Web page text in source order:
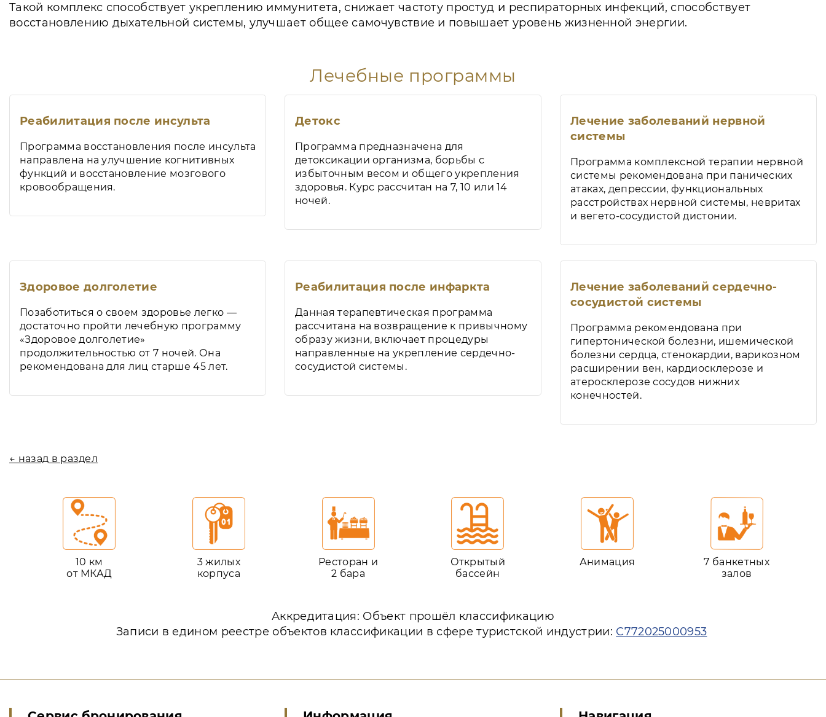
Такой комплекс способствует укреплению иммунитета, снижает частоту простуд и респираторных инфекций, способствует
восстановлению дыхательной системы, улучшает общее самочувствие и повышает уровень жизненной энергии.
Лечебные программы
Реабилитация после инсульта
Программа восстановления после инсульта
направлена на улучшение когнитивных
функций и восстановление мозгового
кровообращения.
Детокс
Программа предназначена для
детоксикации организма, борьбы с
избыточным весом и общего укрепления
здоровья. Курс рассчитан на 7, 10 или 14
ночей.
Лечение заболеваний нервной
системы
Программа комплексной терапии нервной
системы рекомендована при панических
атаках, депрессии, функциональных
расстройствах нервной системы, невритах
и вегето-сосудистой дистонии.
Здоровое долголетие
Позаботиться о своем здоровье легко —
достаточно пройти лечебную программу
«Здоровое долголетие»
продолжительностью от 7 ночей. Она
рекомендована для лиц старше 45 лет.
Реабилитация после инфаркта
Данная терапевтическая программа
рассчитана на возвращение к привычному
образу жизни, включает процедуры
направленные на укрепление сердечно-
сосудистой системы.
Лечение заболеваний сердечно-
сосудистой системы
Программа рекомендована при
гипертонической болезни, ишемической
болезни сердца, стенокардии, варикозном
расширении вен, кардиосклерозе и
атеросклерозе сосудов нижних
конечностей.
← назад в раздел
10 км
от МКАД
3 жилых
корпуса
Ресторан и
2 бара
Открытый
бассейн
Анимация
7 банкетных
залов
Аккредитация: Объект прошёл классификацию
Записи в едином реестре объектов классификации в сфере туристской индустрии: С772025000953